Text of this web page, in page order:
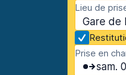
Lieu de
Gare de
Prise en
sam.